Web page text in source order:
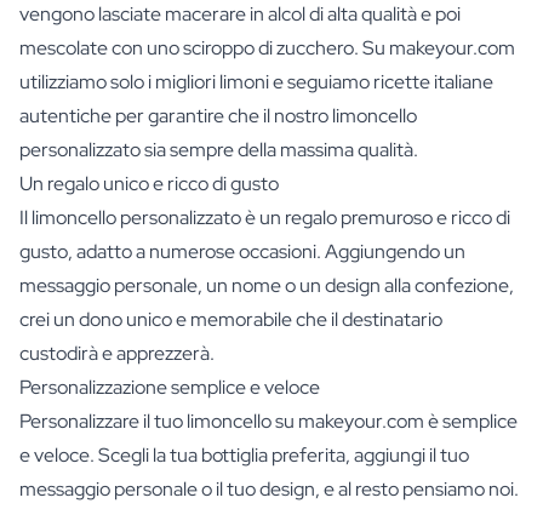
vengono lasciate macerare in alcol di alta qualità e poi
mescolate con uno sciroppo di zucchero. Su makeyour.com
utilizziamo solo i migliori limoni e seguiamo ricette italiane
autentiche per garantire che il nostro limoncello
personalizzato sia sempre della massima qualità.
Un regalo unico e ricco di gusto
Il limoncello personalizzato è un regalo premuroso e ricco di
gusto, adatto a numerose occasioni. Aggiungendo un
messaggio personale, un nome o un design alla confezione,
crei un dono unico e memorabile che il destinatario
custodirà e apprezzerà.
Personalizzazione semplice e veloce
Personalizzare il tuo limoncello su makeyour.com è semplice
e veloce. Scegli la tua bottiglia preferita, aggiungi il tuo
messaggio personale o il tuo design, e al resto pensiamo noi.